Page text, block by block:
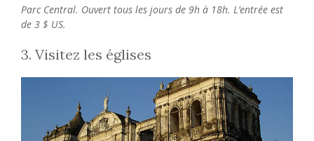
Parc Central. Ouvert tous les jours de 9h à 18h. L’entrée est
de 3 $ US.
3. Visitez les églises